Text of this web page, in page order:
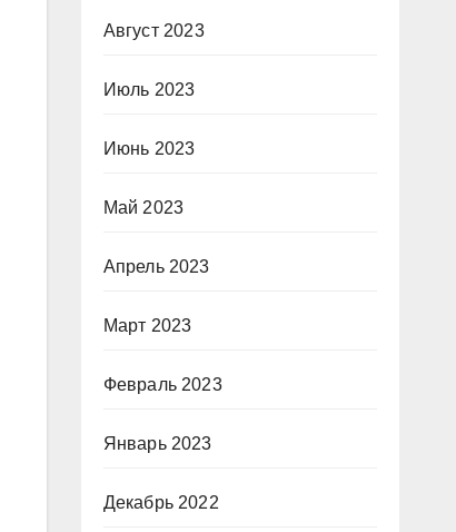
Август 2023
Июль 2023
Июнь 2023
Май 2023
Апрель 2023
Март 2023
Февраль 2023
Январь 2023
Декабрь 2022